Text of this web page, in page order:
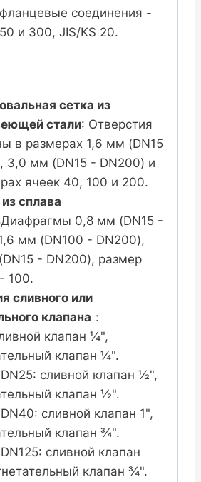
соединения -
и 300, JIS/KS 20.
сетка из
стали: Отверстия
в размерах 1,6 мм (DN15
3,0 мм (DN15 - DN200) и
ячеек 40, 100 и 200.
сплава
Диафрагмы 0,8 мм (DN15 -
мм (DN100 - DN200),
- DN200), размер
100.
сливного или
клапана ：
клапан ¼",
клапан ¼".
сливной клапан ½",
клапан ½".
сливной клапан 1",
клапан ¾".
сливной клапан
клапан ¾".